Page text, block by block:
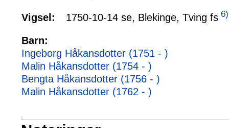
Vigsel: 1750-10-14 se, Blekinge, Tving fs 6)
Barn:
Ingeborg Håkansdotter (1751 - )
Malin Håkansdotter (1754 - )
Bengta Håkansdotter (1756 - )
Malin Håkansdotter (1762 - )